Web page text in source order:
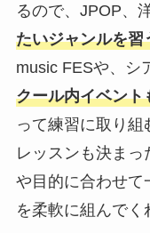
るので、JPOP、
たいジャンルを習
music FESや、シ
クール内イベント
って練習に取り組
レッスンも決ま
や目的に合わせて
を柔軟に組んでく